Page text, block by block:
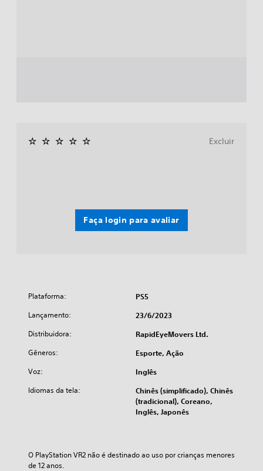
Faça login para avaliar
Excluir
Plataforma: PS5
Lançamento: 23/6/2023
Distribuidora: RapidEyeMovers Ltd.
Gêneros: Esporte, Ação
Voz: Inglês
Idiomas da tela:
Chinês (simplificado), Chinês
(tradicional), Coreano,
Inglês, Japonês
O PlayStation VR2 não é destinado ao uso por crianças menores
de 12 anos.